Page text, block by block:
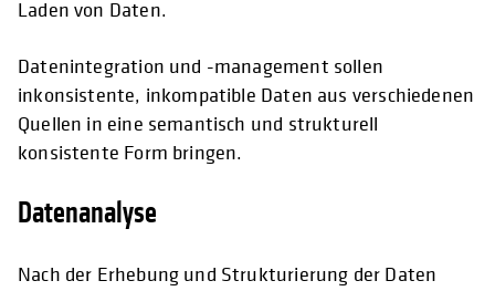
Laden von Daten.
Datenintegration und -management sollen
inkonsistente, inkompatible Daten aus verschiedenen
Quellen in eine semantisch und strukturell
konsistente Form bringen.
Datenanalyse
Nach der Erhebung und Strukturierung der Daten